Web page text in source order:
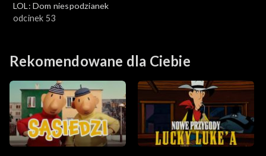
LOL: Dom niespodzianek
odcinek 53
Rekomendowane dla Ciebie